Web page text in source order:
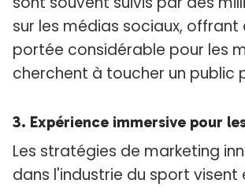
sur les médias sociaux, offrant
portée considérable pour les
cherchent à toucher un public
3. Expérience immersive pour
Les stratégies de marketing
dans l'industrie du sport